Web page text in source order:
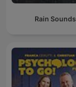
Rain Sounds